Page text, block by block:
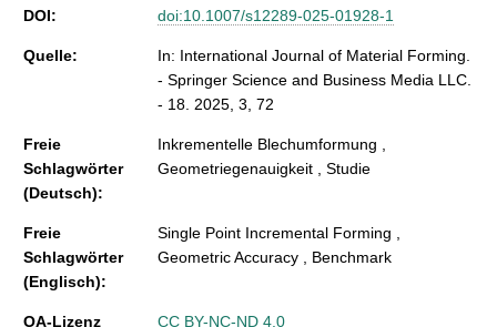
DOI: doi:10.1007/s12289-025-01928-1
Quelle:
In: International Journal of Material Forming.
- Springer Science and Business Media LLC.
- 18. 2025, 3, 72
Freie
Schlagwörter
(Deutsch):
Inkrementelle Blechumformung ,
Geometriegenauigkeit , Studie
Freie
Schlagwörter
(Englisch):
Single Point Incremental Forming ,
Geometric Accuracy , Benchmark
OA-Lizenz CC BY-NC-ND 4.0